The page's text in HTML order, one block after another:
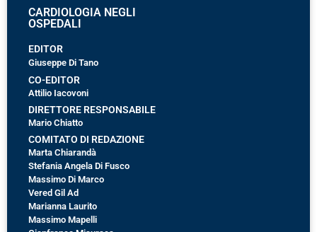
CARDIOLOGIA NEGLI
OSPEDALI
EDITOR
Giuseppe Di Tano
CO-EDITOR
Attilio Iacovoni
DIRETTORE RESPONSABILE
Mario Chiatto
COMITATO DI REDAZIONE
Marta Chiarandà
Stefania Angela Di Fusco
Massimo Di Marco
Vered Gil Ad
Marianna Laurito
Massimo Mapelli